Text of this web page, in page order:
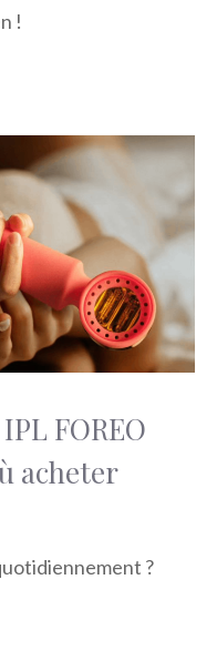
!
FOREO
acheter
?